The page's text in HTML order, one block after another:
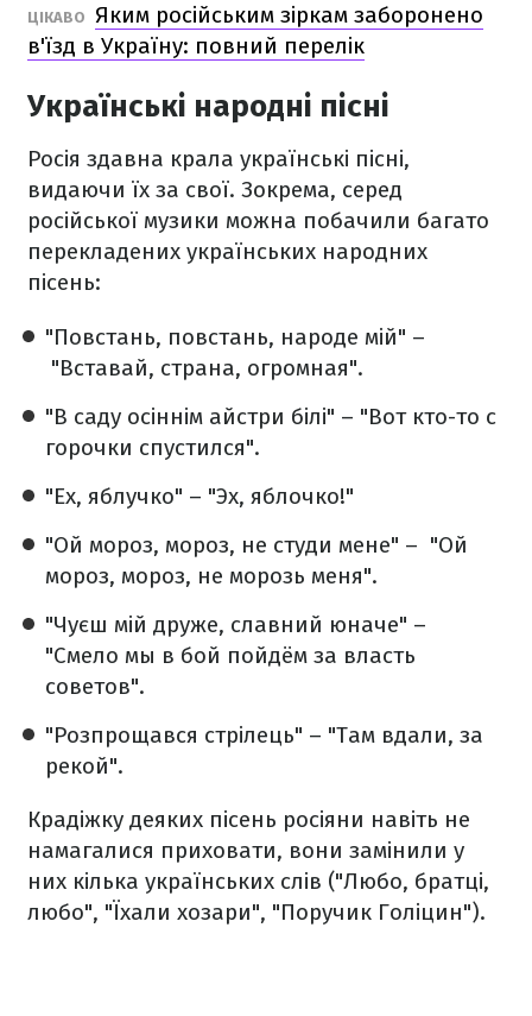
ЦІКАВО Яким російським зіркам заборонено
в'їзд в Україну: повний перелік
Українські народні пісні
Росія здавна крала українські пісні,
видаючи їх за свої. Зокрема, серед
російської музики можна побачили багато
перекладених українських народних
пісень:
"Повстань, повстань, народе мій" –
"Вставай, страна, огромная".
"В саду осіннім айстри білі" – "Вот кто-то с
горочки спустился".
"Ех, яблучко" – "Эх, яблочко!"
"Ой мороз, мороз, не студи мене" – "Ой
мороз, мороз, не морозь меня".
"Чуєш мій друже, славний юначе" –
"Смело мы в бой пойдём за власть
советов".
"Розпрощався стрілець" – "Там вдали, за
рекой".
Крадіжку деяких пісень росіяни навіть не
намагалися приховати, вони замінили у
них кілька українських слів ("Любо, братці,
любо", "Їхали хозари", "Поручик Голіцин").